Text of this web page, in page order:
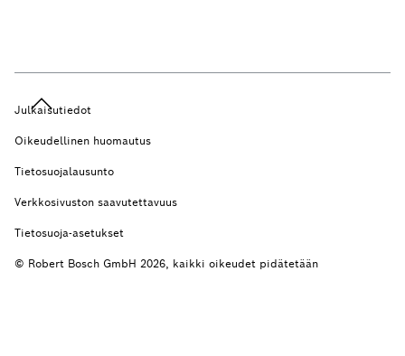
Julkaisutiedot
Oikeudellinen huomautus
Tietosuojalausunto
Verkkosivuston saavutettavuus
Tietosuoja-asetukset
© Robert Bosch GmbH 2026, kaikki oikeudet pidätetään